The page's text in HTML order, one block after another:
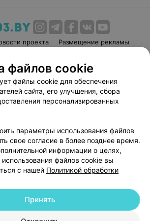
проекта
Размещение рекламы
соглашение
Способы оплаты
Вакансии
Партнеры
руководителю 103.by
персональных данных
УНП 191700409
| 220012, Республика Беларусь,
Толбухина, 2, пом. 16 | help@103.by
файлов cookie
файлы cookie для обеспечения
сайта, его улучшения, сбора
персонализированных
параметры использования файлов
свое согласие в более позднее время.
информации о целях,
файлов cookie вы
с нашей Политикой обработки
Принять